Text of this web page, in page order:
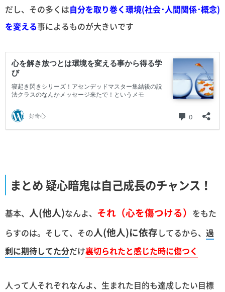
だし、その多くは自分を取り巻く環境(社会･人間関係･概念)
を変える事によるものが大きいです
まとめ 疑心暗鬼は自己成長のチャンス！
基本、 人(他人)なんよ、 それ（心を傷つける） をもた
らすのは。そして、その人(他人)に依存してるから、 過
剰に期待してた分だけ裏切られたと感じた時に傷つく
人って人それぞれなんよ、生まれた目的も達成したい目標